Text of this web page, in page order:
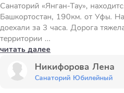
Санаторий «Янган-Тау»,
Башкортостан, 190км. от Уфы.
доехали за 3 часа. Дорога
территории ...
читать далее
Никифорова Лена
Санаторий Юбилейный